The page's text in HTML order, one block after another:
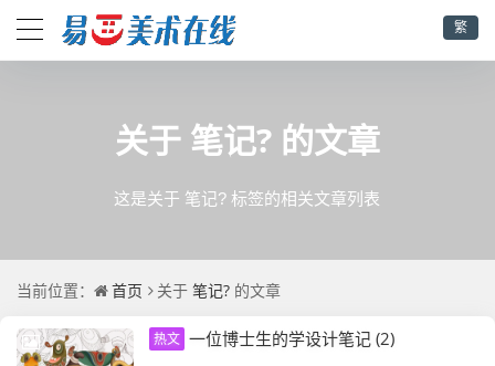
繁
关于 笔记? 的文章
这是关于 笔记? 标签的相关文章列表
当前位置： 首页 关于 笔记? 的文章
热文 一位博士生的学设计笔记 (2)